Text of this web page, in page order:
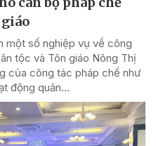
một số nghiệp vụ về công
tộc và Tôn giáo Nông Thị
của công tác pháp chế như
động quản...